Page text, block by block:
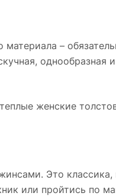
–
однообразная
женские
Это
или пройтись по